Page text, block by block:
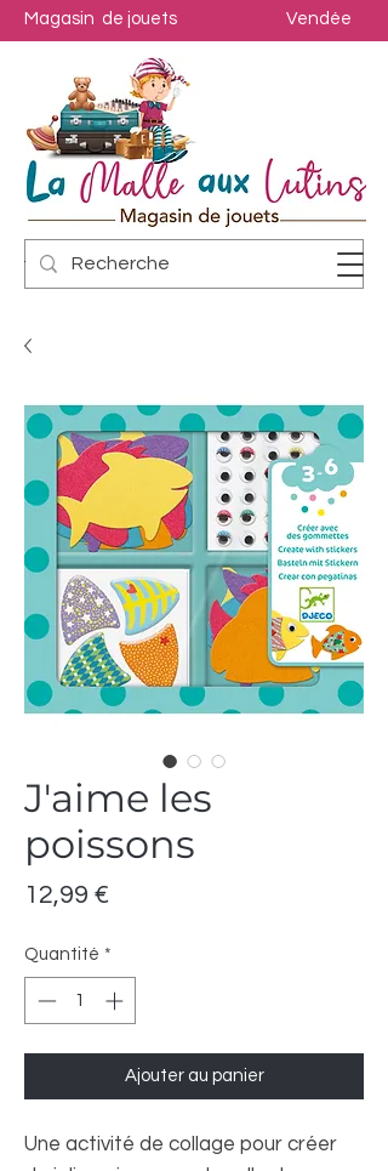
Magasin de jouets Vendée
J'aime les
poissons
12,99 €
Quantité *
Ajouter au panier
Une activité de collage pour créer